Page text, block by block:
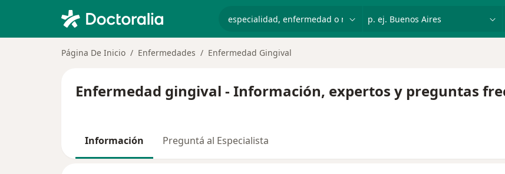
Página De Inicio Enfermedades Enfermedad Gingival
Enfermedad gingival - Información, expertos y preguntas
Información Preguntá al Especialista